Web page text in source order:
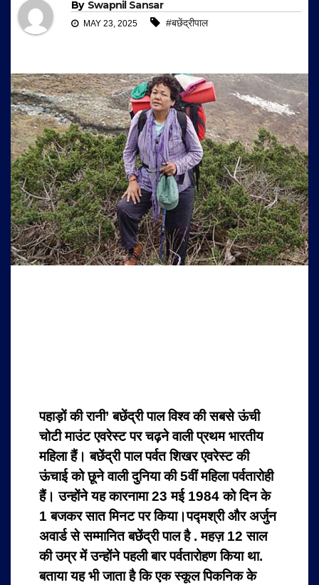
By Swapnil Sansar
MAY 23, 2025 #बछेंद्रीपाल
पहाड़ों की रानी’ बछेंद्री पाल विश्व की सबसे ऊंची
चोटी माउंट एवरेस्ट पर चढ़ने वाली प्रथम भारतीय
महिला हैं। बछेंद्री पाल पर्वत शिखर एवरेस्ट की
ऊंचाई को छूने वाली दुनिया की 5वीं महिला पर्वतारोही
हैं। उन्होंने यह कारनामा 23 मई 1984 को दिन के
1 बजकर सात मिनट पर किया।पद्मश्री और अर्जुन
अवार्ड से सम्मानित बछेंद्री पाल है . महज़ 12 साल
की उम्र में उन्होंने पहली बार पर्वतारोहण किया था.
बताया यह भी जाता है कि एक स्कूल पिकनिक के